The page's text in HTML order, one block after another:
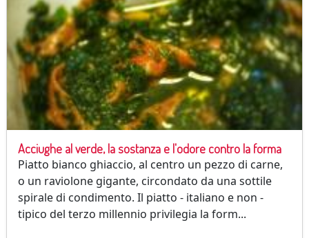
Acciughe al verde, la sostanza e l'odore contro la forma
Piatto bianco ghiaccio, al centro un pezzo di carne,
o un raviolone gigante, circondato da una sottile
spirale di condimento. Il piatto - italiano e non -
tipico del terzo millennio privilegia la form...